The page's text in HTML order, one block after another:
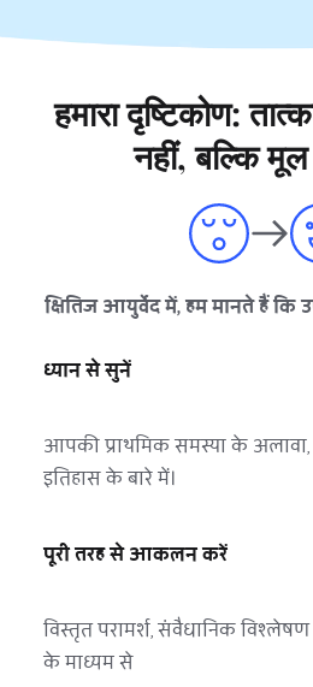
हमारा दृष्टिकोण:
नहीं, बल्कि
क्षितिज आयुर्वेद में, हम मानते हैं कि
ध्यान से सुनें
आपकी प्राथमिक समस्या के
इतिहास के बारे में।
पूरी तरह से आकलन करें
विस्तृत परामर्श, संवैधानिक
के माध्यम से